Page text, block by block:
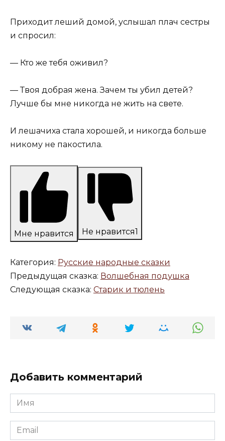
Приходит леший домой, услышал плач сестры
и спросил:
— Кто же тебя оживил?
— Твоя добрая жена. Зачем ты убил детей?
Лучше бы мне никогда не жить на свете.
И лешачиха стала хорошей, и никогда больше
никому не пакостила.
Мне нравится Не нравится1
Категория: Русские народные сказки
Предыдущая сказка: Волшебная подушка
Следующая сказка: Старик и тюлень
Добавить комментарий
Имя
*
Email
*